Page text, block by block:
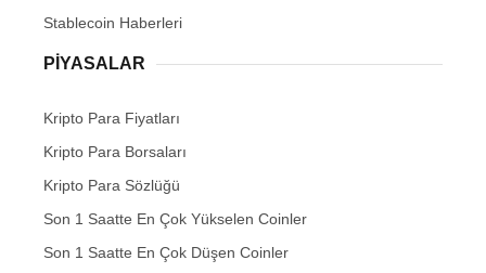
Stablecoin Haberleri
PIYASALAR
Kripto Para Fiyatları
Kripto Para Borsaları
Kripto Para Sözlüğü
Son 1 Saatte En Çok Yükselen Coinler
Son 1 Saatte En Çok Düşen Coinler